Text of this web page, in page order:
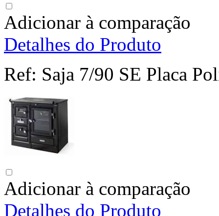
Adicionar à comparação
Detalhes do Produto
Ref: Saja 7/90 SE Placa
Adicionar à comparação
Detalhes do Produto